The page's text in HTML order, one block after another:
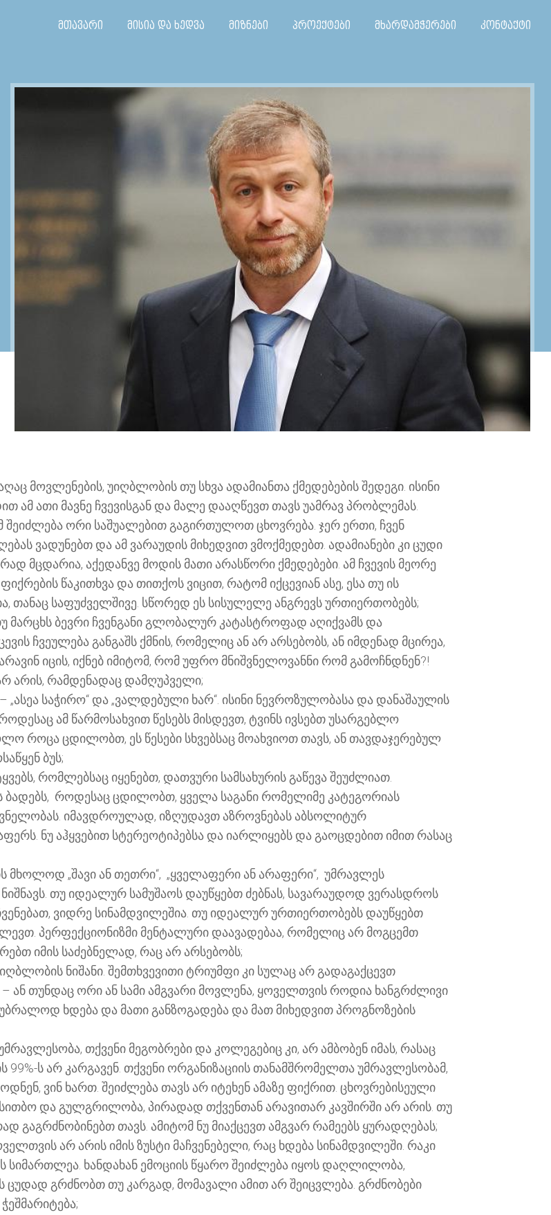
მთავარი მისია და ხედვა მიზნები პროექტები მხარდამჭერები კონტაქტი
მოვლენების, უიღბლობის თუ სხვა ადამიანთა ქმედებების შედეგი. ისინი
ამ ათი მავნე ჩვევისგან და მალე დააღწევთ თავს უამრავ პრობლემას.
შეიძლება ორი საშუალებით გაგირთულოთ ცხოვრება. ჯერ ერთი, ჩვენ
ვადუნებთ და ამ ვარაუდის მიხედვით ვმოქმედებთ. ადამიანები კი ცუდი
მცდარია, აქედანვე მოდის მათი არასწორი ქმედებები. ამ ჩვევის მეორე
წაკითხვა და თითქოს ვიცით, რატომ იქცევიან ასე, ესა თუ ის
თანაც საფუძველშივე. სწორედ ეს სისულელე ანგრევს ურთიერთობებს;
მარცხს ბევრი ჩვენგანი გლობალურ კატასტროფად აღიქვამს და
ჩვეულება განგაშს ქმნის, რომელიც ან არ არსებობს, ან იმდენად მცირეა,
იცის, იქნებ იმიტომ, რომ უფრო მნიშვნელოვანნი რომ გამოჩნდნენ?!
არის, რამდენადაც დამღუპველი;
„ასეა საჭირო“ და „ვალდებული ხარ“. ისინი ნევროზულობასა და დანაშაულის
ამ წარმოსახვით წესებს მისდევთ, ტვინს ივსებთ უსარგებლო
როცა ცდილობთ, ეს წესები სხვებსაც მოახვიოთ თავს, ან თავდაჯერებულ
ბუს;
რომლებსაც იყენებთ, დათვური სამსახურის გაწევა შეუძლიათ.
ბადებს, როდესაც ცდილობთ, ყველა საგანი რომელიმე კატეგორიას
იმავდროულად, იზღუდავთ აზროვნებას აბსოლიტურ
ნუ აჰყვებით სტერეოტიპებსა და იარლიყებს და გაოცდებით იმით რასაც
მხოლოდ „შავი ან თეთრი“, „ყველაფერი ან არაფერი“, უმრავლეს
ნიშნავს. თუ იდეალურ სამუშაოს დაუწყებთ ძებნას, სავარაუდოდ ვერასდროს
ვიდრე სინამდვილეშია. თუ იდეალურ ურთიერთობებს დაუწყებთ
პერფექციონიზმი მენტალური დაავადებაა, რომელიც არ მოგცემთ
იმის საძებნელად, რაც არ არსებობს;
ნიშანი. შემთხვევითი ტრიუმფი კი სულაც არ გადაგაქცევთ
ან თუნდაც ორი ან სამი ამგვარი მოვლენა, ყოველთვის როდია ხანგრძლივი
ხდება და მათი განზოგადება და მათ მიხედვით პროგნოზების
თქვენი მეგობრები და კოლეგებიც კი, არ ამბობენ იმას, რასაც
ს არ კარგავენ. თქვენი ორგანიზაციის თანამშრომელთა უმრავლესობამ,
ვინ ხართ. შეიძლება თავს არ იტეხენ ამაზე ფიქრით. ცხოვრებისეული
სითბო და გულგრილობა, პირადად თქვენთან არავითარ კავშირში არ არის. თუ
გაგრძნობინებთ თავს. ამიტომ ნუ მიაქცევთ ამგვარ რამეებს ყურადღებას;
არ არის იმის ზუსტი მაჩვენებელი, რაც ხდება სინამდვილეში. რაკი
სიმართლეა. ხანდახან ემოციის წყარო შეიძლება იყოს დაღლილობა,
ცუდად გრძნობთ თუ კარგად, მომავალი ამით არ შეიცვლება. გრძნობები